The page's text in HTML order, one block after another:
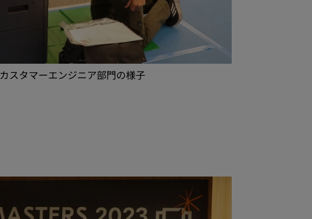
カスタマーエンジニア部門の様子